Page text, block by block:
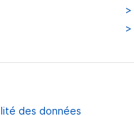
>
>
des données